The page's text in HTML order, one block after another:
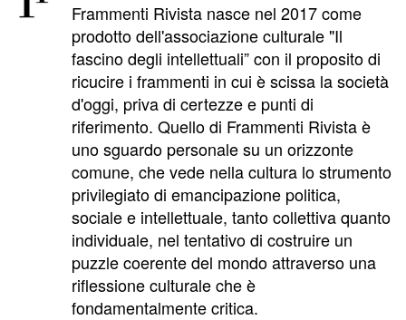
Frammenti Rivista nasce nel 2017 come
prodotto dell'associazione culturale "Il
fascino degli intellettuali” con il proposito di
ricucire i frammenti in cui è scissa la società
d'oggi, priva di certezze e punti di
riferimento. Quello di Frammenti Rivista è
uno sguardo personale su un orizzonte
comune, che vede nella cultura lo strumento
privilegiato di emancipazione politica,
sociale e intellettuale, tanto collettiva quanto
individuale, nel tentativo di costruire un
puzzle coerente del mondo attraverso una
riflessione culturale che è
fondamentalmente critica.